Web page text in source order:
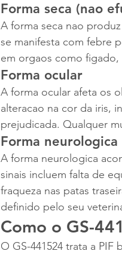
Forma seca (nao
A forma seca nao
se manifesta com febre
em orgaos como figado,
Forma ocular
A forma ocular afeta os
alteracao na cor da iris,
prejudicada. Qualquer
Forma neurologica
A forma neurologica
sinais incluem falta de
fraqueza nas patas
definido pelo seu
Como o GS-
O GS-441524 trata a